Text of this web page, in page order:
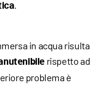
in acqua risulta
rispetto ad
problema è